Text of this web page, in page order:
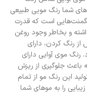
شما رنگ مویی طبیعی
است که قدرت
و بخاطر وجود روغن
رنگ کردن، دارای
رنگ موی آوایی دارای
باعث جلوگیری از ریزش
این رنگ مو از تمام
را به موهای شما